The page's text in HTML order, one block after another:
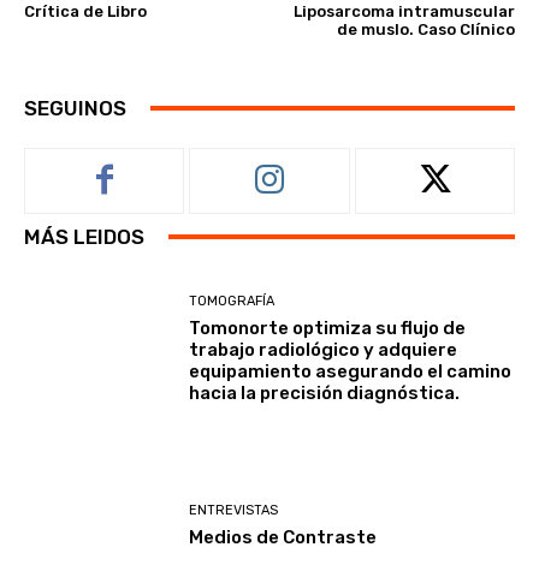
Crítica de Libro
Liposarcoma intramuscular
de muslo. Caso Clínico
SEGUINOS
MÁS LEIDOS
TOMOGRAFÍA
Tomonorte optimiza su flujo de
trabajo radiológico y adquiere
equipamiento asegurando el camino
hacia la precisión diagnóstica.
ENTREVISTAS
Medios de Contraste